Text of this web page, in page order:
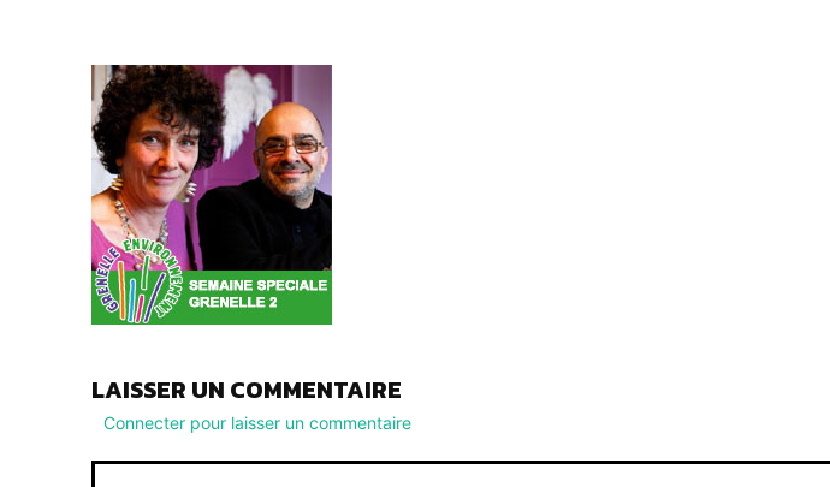
LAISSER UN COMMENTAIRE
Connecter pour laisser un commentaire